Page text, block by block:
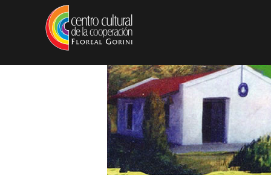
Pasar al contenido principal